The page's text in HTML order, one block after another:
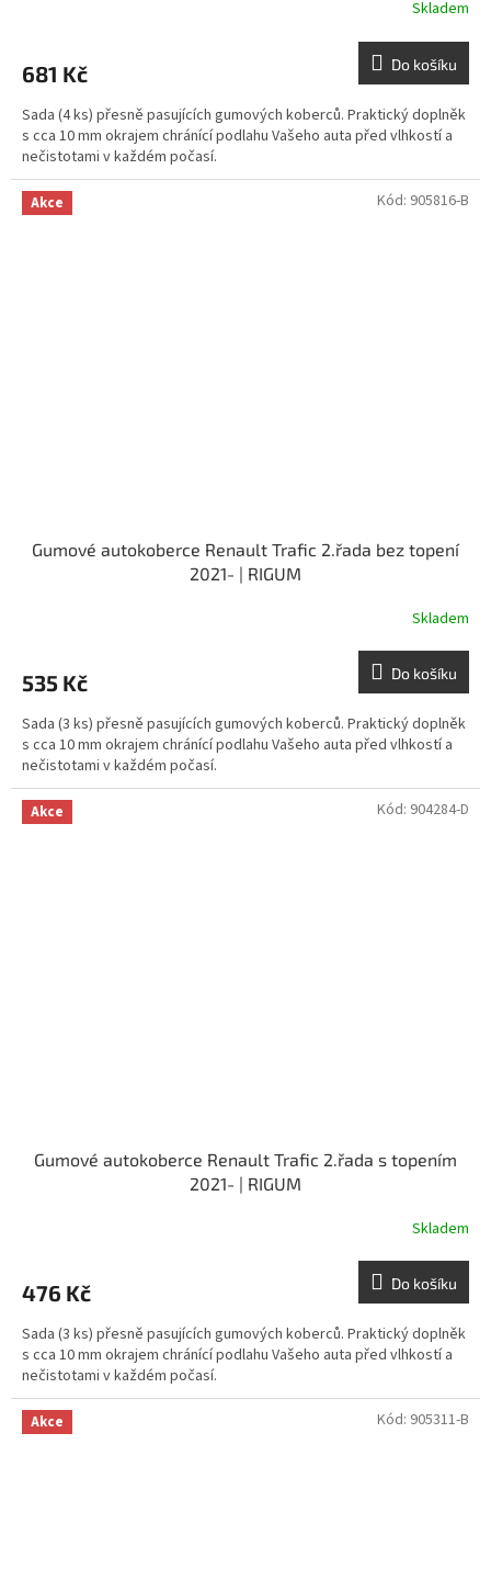
Skladem
681 Kč Do košíku
Sada (4 ks) přesně pasujících gumových koberců. Praktický doplněk
s cca 10 mm okrajem chránící podlahu Vašeho auta před vlhkostí a
nečistotami v každém počasí.
Akce
Gumové autokoberce Renault Trafic 2.řada bez topení
2021- | RIGUM
Skladem
535 Kč Do košíku
Sada (3 ks) přesně pasujících gumových koberců. Praktický doplněk
s cca 10 mm okrajem chránící podlahu Vašeho auta před vlhkostí a
nečistotami v každém počasí.
Kód: 905816-B
Akce
Gumové autokoberce Renault Trafic 2.řada s topením
2021- | RIGUM
Skladem
476 Kč Do košíku
Sada (3 ks) přesně pasujících gumových koberců. Praktický doplněk
s cca 10 mm okrajem chránící podlahu Vašeho auta před vlhkostí a
nečistotami v každém počasí.
Kód: 904284-D
Akce Kód: 905311-B